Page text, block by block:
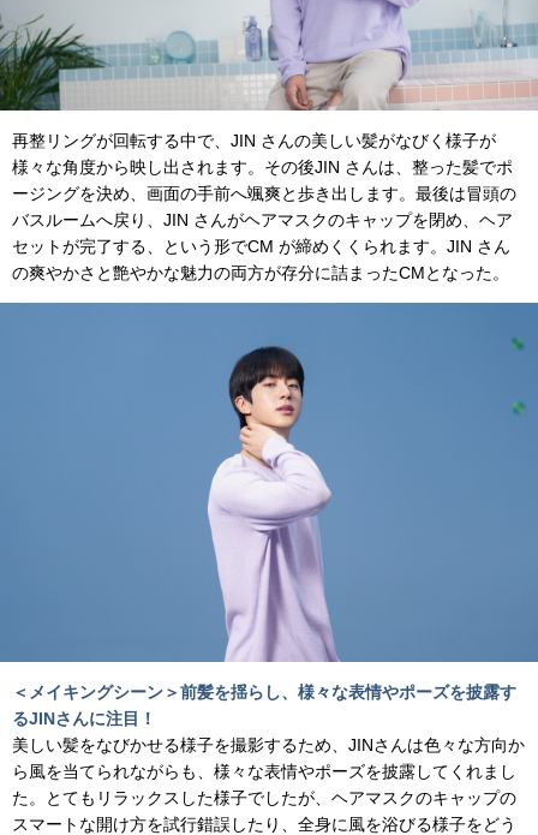
再整リングが回転する中で、JIN さんの美しい髪がなびく様⼦が
様々な⾓度から映し出されます。その後JIN さんは、整った髪でポ
ージングを決め、画⾯の⼿前へ颯爽と歩き出します。最後は冒頭の
バスルームへ戻り、JIN さんがヘアマスクのキャップを閉め、ヘア
セットが完了する、という形でCM が締めくくられます。JIN さん
の爽やかさと艶やかな魅⼒の両⽅が存分に詰まったCMとなった。
＜メイキングシーン＞前髪を揺らし、様々な表情やポーズを披露す
るJINさんに注⽬！
美しい髪をなびかせる様⼦を撮影するため、JINさんは⾊々な⽅向か
ら⾵を当てられながらも、様々な表情やポーズを披露してくれまし
た。とてもリラックスした様⼦でしたが、ヘアマスクのキャップの
スマートな開け⽅を試⾏錯誤したり、全⾝に⾵を浴びる様⼦をどう